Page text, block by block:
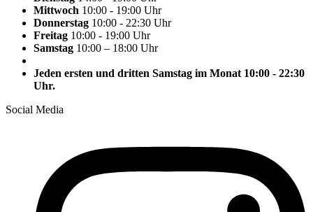
Mittwoch 10:00 - 19:00 Uhr
Donnerstag 10:00 - 22:30 Uhr
Freitag 10:00 - 19:00 Uhr
Samstag 10:00 – 18:00 Uhr
Jeden ersten und dritten Samstag im Monat 10:00 - 22:30
Uhr.
Social Media